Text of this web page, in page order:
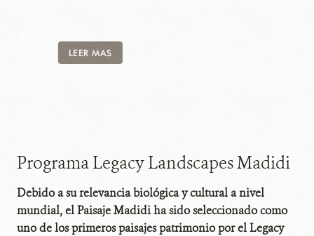
LEER MAS
Programa Legacy Landscapes Madidi
Debido a su relevancia biológica y cultural a nivel
mundial, el Paisaje Madidi ha sido seleccionado como
uno de los primeros paisajes patrimonio por el Legacy